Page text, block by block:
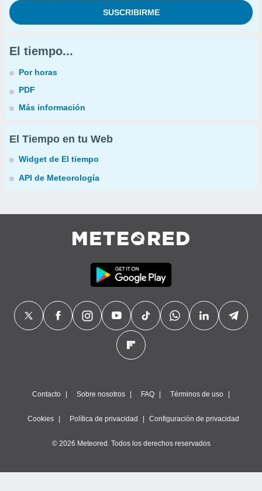
El tiempo...
Por horas
PDF
Más información
El Tiempo en tu Web
Widget de El tiempo
API de Meteorología
Contacto Sobre nosotros FAQ Términos de uso
Cookies Política de privacidad Configuración de privacidad
© 2026 Meteored. Todos los derechos reservados